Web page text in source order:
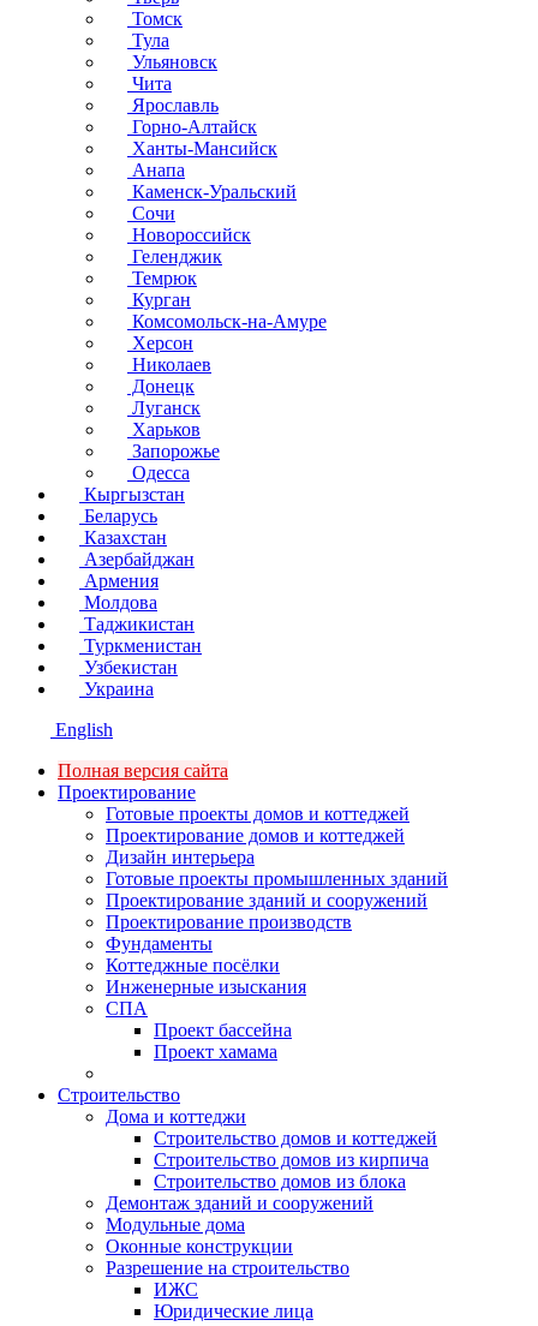
Томск
Тула
Ульяновск
Чита
Ярославль
Горно-Алтайск
Ханты-Мансийск
Анапа
Каменск-Уральский
Сочи
Новороссийск
Геленджик
Темрюк
Курган
Комсомольск-на-Амуре
Херсон
Николаев
Донецк
Луганск
Харьков
Запорожье
Одесса
Кыргызстан
Беларусь
Казахстан
Азербайджан
Армения
Молдова
Таджикистан
Туркменистан
Узбекистан
Украина
English
Полная версия сайта
Проектирование
Готовые проекты домов и коттеджей
Проектирование домов и коттеджей
Дизайн интерьера
Готовые проекты промышленных зданий
Проектирование зданий и сооружений
Проектирование производств
Фундаменты
Коттеджные посёлки
Инженерные изыскания
СПА
Проект бассейна
Проект хамама
Строительство
Дома и коттеджи
Строительство домов и коттеджей
Строительство домов из кирпича
Строительство домов из блока
Демонтаж зданий и сооружений
Модульные дома
Оконные конструкции
Разрешение на строительство
ИЖС
Юридические лица